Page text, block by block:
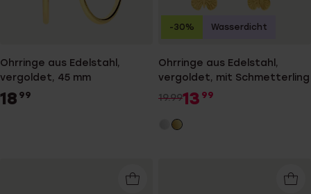
Ohrringe aus Edelstahl,
vergoldet, 45 mm
18 99
Ohrringe aus Edelstahl,
vergoldet, mit Schmetterling
19.9913 99
-30% Wasserdicht